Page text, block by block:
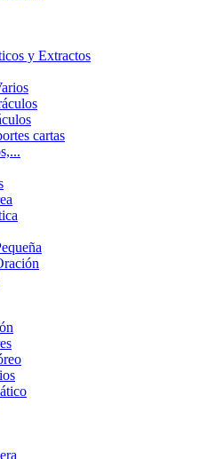
y Extractos
cartas